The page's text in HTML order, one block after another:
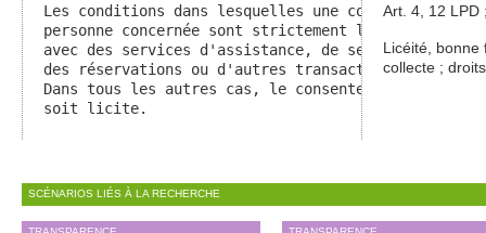
Les conditions dans lesquelles une conversation
personne concernée sont strictement limitées par
avec des services d'assistance, de secours ou de
des réservations ou d'autres transactions
Dans tous les autres cas, le consentement de la
soit licite.
Art. 4, 12 LPD
Licéité, bonne
collecte ;
SCÉNARIOS LIÉS À LA RECHERCHE